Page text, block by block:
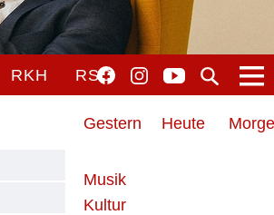
RKH RSO
Gestern Heute
Musik
Kultur